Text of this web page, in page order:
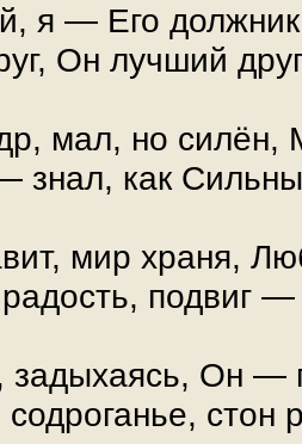
я — Его
Он лучший
мал, но
знал, как
мир храня,
подвиг —
задыхаясь, Он
стон